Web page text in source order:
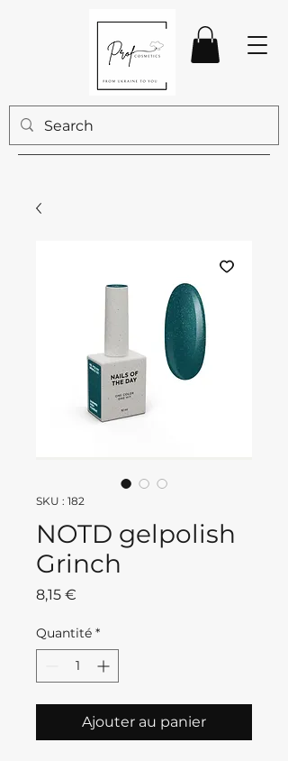
SKU : 182
NOTD gelpolish
Grinch
8,15 €
Quantité *
Ajouter au panier